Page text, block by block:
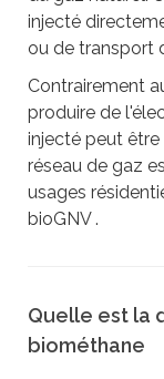
injecté
ou de transport
Contrairement
produire de
injecté peut
réseau de gaz
usages
bioGNV .
Quelle est la
biométhane